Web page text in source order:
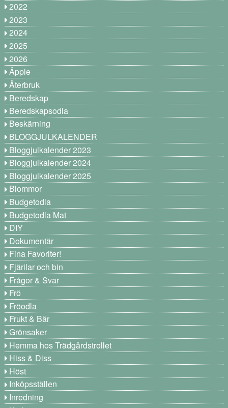
2022
2023
2024
2025
2026
Äpple
Återbruk
Beredskap
Beredskapsodla
Beskärning
BLOGGJULKALENDER
Bloggjulkalender 2023
Bloggjulkalender 2024
Bloggjulkalender 2025
Blommor
Budgetodla
Budgetodla Mat
DIY
Dokumentär
Fina Favoriter!
Fjärilar och bin
Frågor & Svar
Frö
Fröodla
Frukt & Bär
Grönsaker
Hemma hos Trädgårdstrollet
Hiss & Diss
Höst
Inköpsställen
Inredning